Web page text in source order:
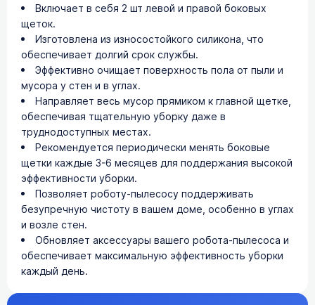
Включает в себя 2 шт левой и правой боковых
щеток.
Изготовлена из износостойкого силикона, что
обеспечивает долгий срок службы.
Эффективно очищает поверхность пола от пыли и
мусора у стен и в углах.
Направляет весь мусор прямиком к главной щетке,
обеспечивая тщательную уборку даже в
труднодоступных местах.
Рекомендуется периодически менять боковые
щетки каждые 3-6 месяцев для поддержания высокой
эффективности уборки.
Позволяет роботу-пылесосу поддерживать
безупречную чистоту в вашем доме, особенно в углах
и возле стен.
Обновляет аксессуары вашего робота-пылесоса и
обеспечивает максимальную эффективность уборки
каждый день.